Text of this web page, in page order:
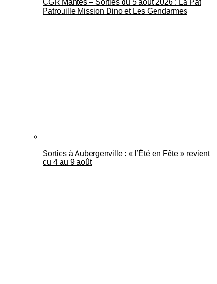
CGR Mantes – Sorties du 5 août 2026 : La Pat
Patrouille Mission Dino et Les Gendarmes
Sorties à Aubergenville : « l’Été en Fête » revient
du 4 au 9 août